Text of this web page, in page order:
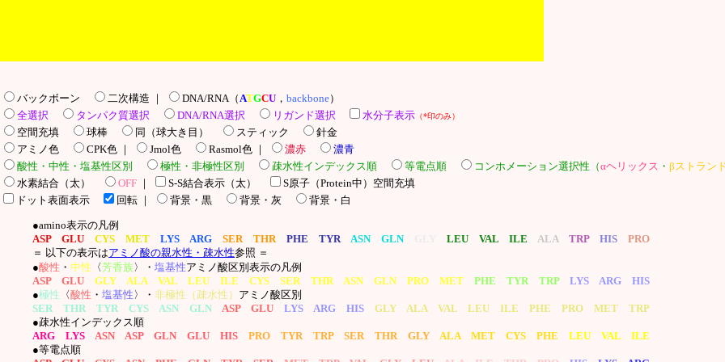
バックボーン 二次構造 ｜ DNA/RNA（ATGCU ， backbone）
全選択
タンパク質選択 DNA/RNA選択 リガンド選択 水分子表示 （*印のみ）
空間充填 球棒 同（球大き目） スティック
針金
アミノ色
CPK色 ｜ Jmol色 Rasmol色 ｜ 濃赤
濃青
酸性・中性・塩基性区別
極性・非極性区別 疎水性インデックス順 等電点順 コンホメーション選択性（αヘリックス ・ βストラン
水素結合（太）
OFF ｜ S-S結合表示（太）
S原子（Protein中）空間充填
ドット表面表示
回転 ｜ 背景・黒 背景・灰 背景・白
●amino表示の凡例
ASP GLU
CYS MET LYS ARG SER THR PHE TYR ASN GLN LEU VAL ILE ALA TRP HIS
PRO
＝ 以下の表示はアミノ酸の親水性・疎水性参照 ＝
●酸性 ・ 中性 〈芳香族〉・ 塩基性アミノ酸区別表示の凡例
ASP GLU
GLY ALA VAL LEU ILE CYS SER THR ASN GLN PRO MET PHE TYR TRP
LYS ARG HIS
●極性 〈酸性 ・ 塩基性 〉・ 非極性（疎水性） アミノ酸区別
SER THR TYR CYS ASN GLN
ASP GLU LYS ARG HIS
GLY ALA VAL LEU ILE PHE PRO MET TRP
●疎水性インデックス順
ARG LYS
ASN ASP GLN GLU HIS PRO TYR TRP SER THR GLY ALA MET CYS PHE
LEU VAL ILE
●等電点順